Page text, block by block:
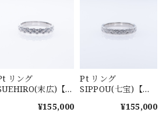
リング
末広)【受
¥155,000
Pt リング
SIPPOU(七宝)【受
¥155,000